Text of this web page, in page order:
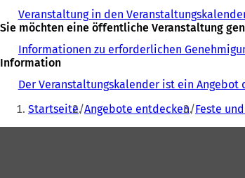
Veranstaltung in den
Sie möchten eine öffentliche Veranstaltung
Informationen zu erforderlichen
Information
Der Veranstaltungskalender ist ein Angebot
Sie
befinden
Startseite Angebote entdecken Feste